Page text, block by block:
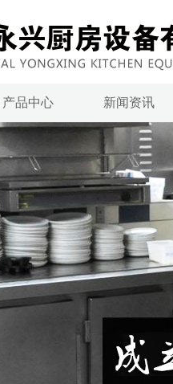
产品中心 新闻资讯